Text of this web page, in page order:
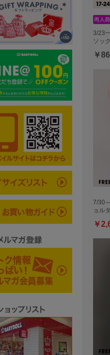
3/23
ソッ
￥
7/30
ョル
￥